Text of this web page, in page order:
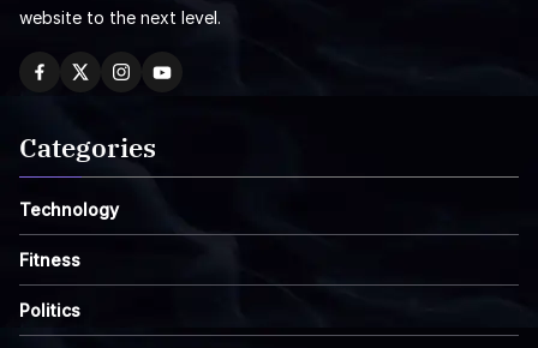
website to the next level.
Categories
Technology
Fitness
Politics